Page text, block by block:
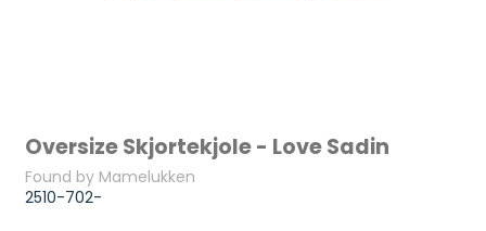
Oversize Skjortekjole - Love Sadin
Found by Mamelukken
2510-702-